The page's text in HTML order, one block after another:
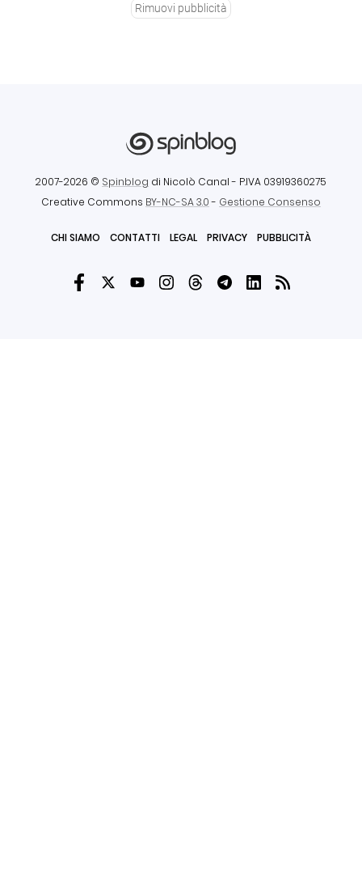
Rimuovi pubblicità
2007-2026 © Spinblog di Nicolò Canal - P.IVA 03919360275
Creative Commons BY-NC-SA 3.0- Gestione Consenso
CHI SIAMO CONTATTI LEGAL PRIVACY PUBBLICITÀ